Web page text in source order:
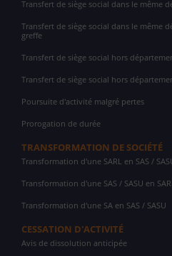
Transfert de siège social dans le même
Transfert de siège social dans le même
greffe
Transfert de siège social hors
Transfert de siège social hors
Poursuite d'activité malgré pertes
Prorogation de durée
TRANSFORMATION DE SOCIÉTÉ
Transformation d'une SARL en SAS /
Transformation d'une SAS / SASU en
Transformation d'une SA en SAS / SASU
CESSATION D'ACTIVITÉ
Avis de dissolution anticipée